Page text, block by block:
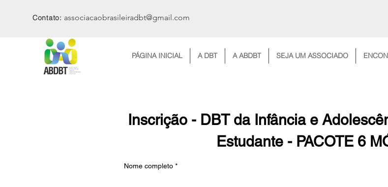
Contato: associacaobrasileiradbt@gmail.com
PÁGINA INICIAL A DBT A ABDBT SEJA UM ASSOCIADO
Inscrição - DBT da Infância e
Estudante - PACOTE 6
Nome completo